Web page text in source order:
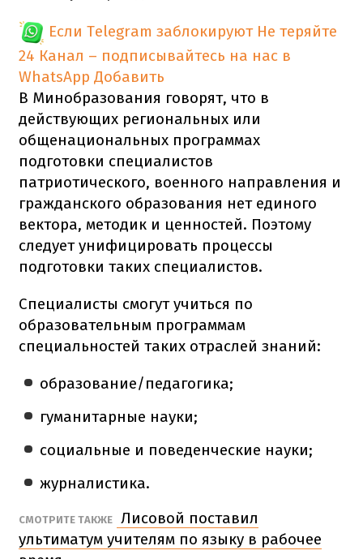
Если Telegram заблокируют Не теряйте
24 Канал – подписывайтесь на нас в
WhatsApp Добавить
В Минобразования говорят, что в
действующих региональных или
общенациональных программах
подготовки специалистов
патриотического, военного направления и
гражданского образования нет единого
вектора, методик и ценностей. Поэтому
следует унифицировать процессы
подготовки таких специалистов.
Специалисты смогут учиться по
образовательным программам
специальностей таких отраслей знаний:
образование/педагогика;
гуманитарные науки;
социальные и поведенческие науки;
журналистика.
СМОТРИТЕ ТАКЖЕ
Лисовой поставил
ультиматум учителям по языку в рабочее